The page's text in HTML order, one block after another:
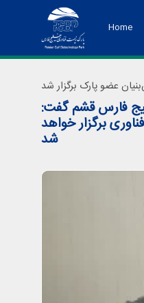
Home
فارس قشم گفت:
برگزار خواهد
شد